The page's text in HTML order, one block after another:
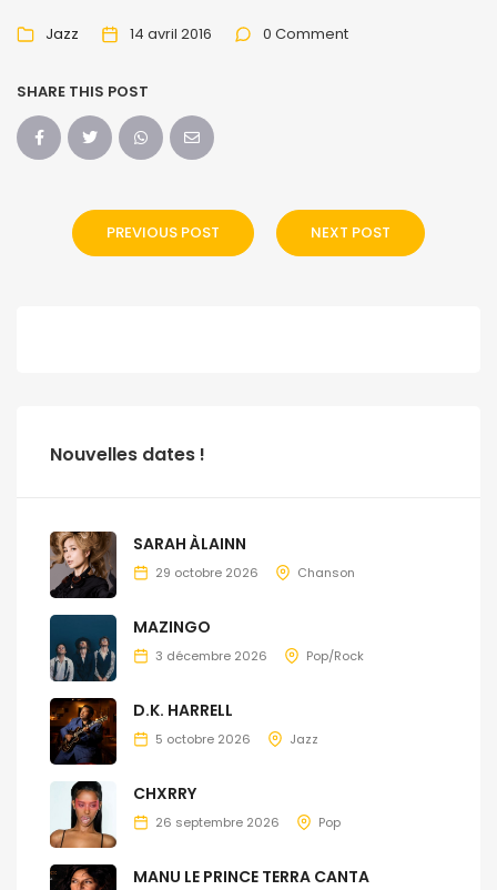
Jazz 14 avril 2016 0 Comment
SHARE THIS POST
PREVIOUS POST NEXT POST
Nouvelles dates !
SARAH ÀLAINN
29 octobre 2026 Chanson
MAZINGO
3 décembre 2026 Pop/Rock
D.K. HARRELL
5 octobre 2026 Jazz
CHXRRY
26 septembre 2026 Pop
MANU LE PRINCE TERRA CANTA